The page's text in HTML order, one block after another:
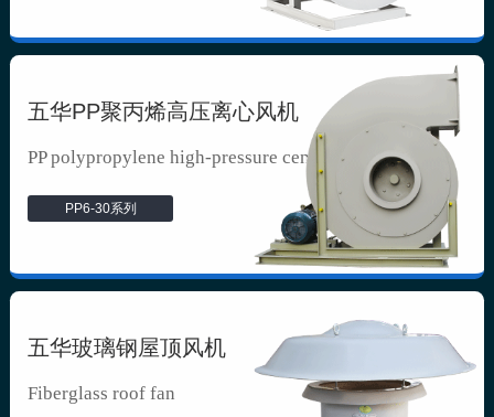
五华PP聚丙烯高压离心风机
PP polypropylene high-pressure cen...
PP6-30系列
五华玻璃钢屋顶风机
Fiberglass roof fan